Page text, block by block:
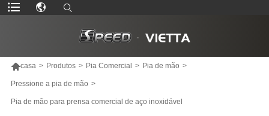
casa > Produtos > Pia Comercial > Pia de mão >
Pressione a pia de mão >
Pia de mão para prensa comercial de aço inoxidável